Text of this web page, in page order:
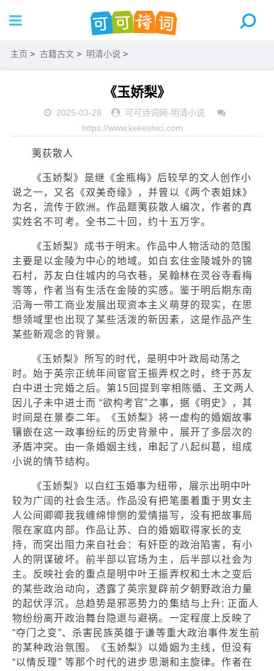
主页 > 古籍古文 > 明清小说 >
《玉娇梨》
2025-03-28 可可诗词网-明清小说
https://www.kekeshici.com
荑荻散人
《玉娇梨》是继《金瓶梅》后较早的文人创作小
说之一，又名《双美奇缘》，并曾以《两个表姐妹》
为名，流传于欧洲。作品题荑荻散人编次，作者的真
实姓名不可考。全书二十回，约十五万字。
《玉娇梨》成书于明末。作品中人物活动的范围
主要是以金陵为中心的地域。如白玄住金陵城外的锦
石村，苏友白住城内的乌衣巷，吴翰林在灵谷寺看梅
等等，作者当有生活在金陵的实感。鉴于明后期东南
沿海一带工商业发展出现资本主义萌芽的现实，在思
想领域里也出现了某些活泼的新因素，这是作品产生
某些新观念的背景。
《玉娇梨》所写的时代，是明中叶政局动荡之
时。始于英宗正统年间宦官王振弄权之时，终于苏友
白中进士完婚之后。第15回提到宰相陈循、王文两人
因儿子未中进士而 “欲构考官”之事，据《明史》，其
时间是在景泰二年。《玉娇梨》将一虚构的婚姻故事
镶嵌在这一政事纷纭的历史背景中，展开了多层次的
矛盾冲突。由一条婚姻主线，串起了八起纠葛，组成
小说的情节结构。
《玉娇梨》以白红玉婚事为纽带，展示出明中叶
较为广阔的社会生活。作品没有把笔墨着重于男女主
人公间卿卿我我缠绵悱恻的爱情描写，没有把故事局
限在家庭内部。作品让苏、白的婚姻取得家长的支
持，而突出阻力来自社会：有奸臣的政治陷害，有小
人的阴谋破坏。前半部以官场为主，后半部以社会为
主。反映社会的重点是明中叶王振弄权和土木之变后
的某些政治动向，透露了英宗复辟前夕朝野政治力量
的起伏浮沉。总趋势是邪恶势力的集结与上升; 正面人
物纷纷离开政治舞台隐退与避祸。一定程度上反映了
“夺门之变”、杀害民族英雄于谦等重大政治事件发生前
的某种政治氛围。《玉娇梨》以婚姻为主线，但没有
“以情反理” 等那个时代的进步思潮和主旋律。作者在